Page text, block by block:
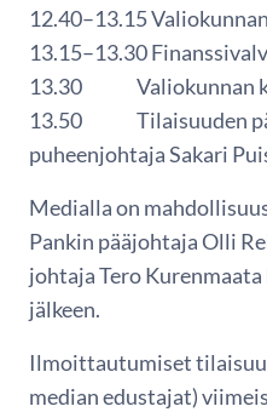
12.40–13.15
13.15–13.30
13.30 Valiokunnan
13.50 Tilaisuuden
puheenjohtaja Sakari
Medialla on
Pankin pääjohtaja Olli
johtaja Tero
jälkeen.
Ilmoittautumiset
median edustajat)